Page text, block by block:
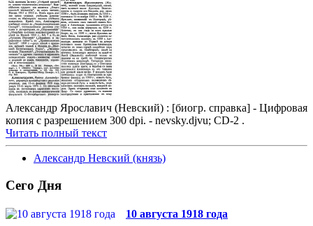
Александр Ярославич (Невский) : [биогр. справка] - Цифровая
копия с разрешением 300 dpi. - nevsky.djvu; CD-2 .
Читать полный текст
Александр Невский (князь)
Сего Дня
10 августа 1918 года